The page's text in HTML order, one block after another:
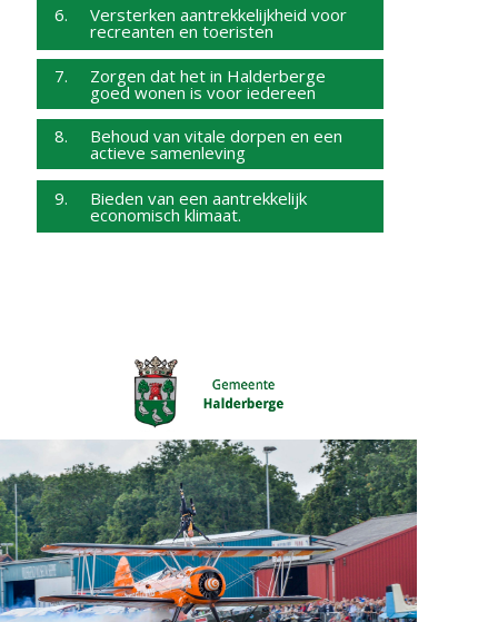
9. Bieden van een aantrekkelijk
economisch klimaat.
8. Behoud van vitale dorpen en een
actieve samenleving
7. Zorgen dat het in Halderberge
goed wonen is voor iedereen
6. Versterken aantrekkelijkheid voor
recreanten en toeristen